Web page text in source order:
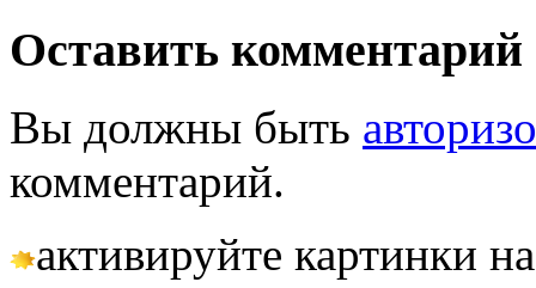
Оставить комментарий
Вы должны быть
комментарий.
активируйте картинки